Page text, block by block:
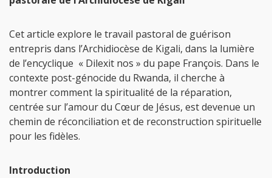
Cet article explore le travail pastoral de guérison
entrepris dans l’Archidiocèse de Kigali, dans la lumière
de l’encyclique « Dilexit nos » du pape François. Dans le
contexte post-génocide du Rwanda, il cherche à
montrer comment la spiritualité de la réparation,
centrée sur l’amour du Cœur de Jésus, est devenue un
chemin de réconciliation et de reconstruction spirituelle
pour les fidèles.
Introduction